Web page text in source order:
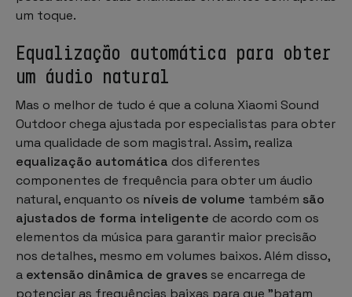
um toque.
Equalização automática para obter
um áudio natural
Mas o melhor de tudo é que a coluna Xiaomi Sound
Outdoor chega ajustada por especialistas para obter
uma qualidade de som magistral. Assim, realiza
equalização automática dos diferentes
componentes de frequência para obter um áudio
natural, enquanto os níveis de volume também são
ajustados de forma inteligente de acordo com os
elementos da música para garantir maior precisão
nos detalhes, mesmo em volumes baixos. Além disso,
a extensão dinâmica de gravesse encarrega de
potenciar as frequências baixas para que "batam